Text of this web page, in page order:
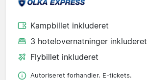
Kampbillet inkluderet
3 hotelovernatninger inkluderet
Flybillet inkluderet
Autoriseret forhandler. E-tickets.